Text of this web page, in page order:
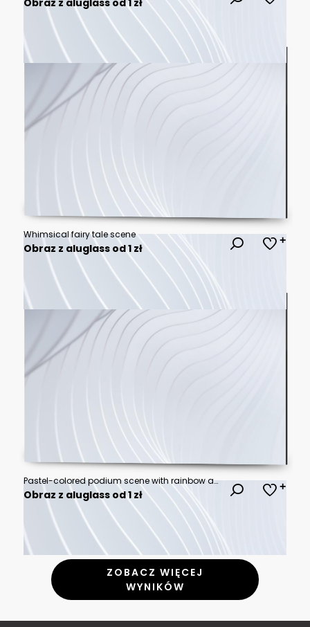
Whimsical fairy tale scene
Obraz z aluglass od 1 zł
Pastel-colored podium scene with rainbow arch and fluffy clouds
Obraz z aluglass od 1 zł
ZOBACZ WIĘCEJ
WYNIKÓW